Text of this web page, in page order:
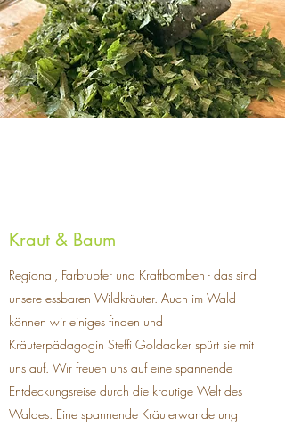
Kraut & Baum
Regional, Farbtupfer und Kraftbomben - das sind
unsere essbaren Wildkräuter. Auch im Wald
können wir einiges finden und
Kräuterpädagogin Steffi Goldacker spürt sie mit
uns auf. Wir freuen uns auf eine spannende
Entdeckungsreise durch die krautige Welt des
Waldes. Eine spannende Kräuterwanderung